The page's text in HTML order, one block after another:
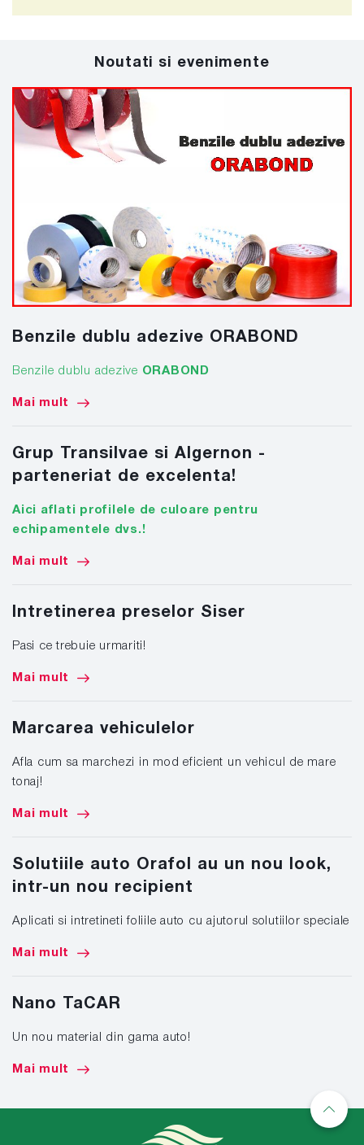
Noutati si evenimente
Benzile dublu adezive ORABOND
Benzile dublu adezive ORABOND
Mai mult
Grup Transilvae si Algernon -
parteneriat de excelenta!
Aici aflati profilele de culoare pentru
echipamentele dvs.!
Mai mult
Intretinerea preselor Siser
Pasi ce trebuie urmariti!
Mai mult
Marcarea vehiculelor
Afla cum sa marchezi in mod eficient un vehicul de mare
tonaj!
Mai mult
Solutiile auto Orafol au un nou look,
intr-un nou recipient
Aplicati si intretineti foliile auto cu ajutorul solutiilor speciale
Mai mult
Nano TaCAR
Un nou material din gama auto!
Mai mult